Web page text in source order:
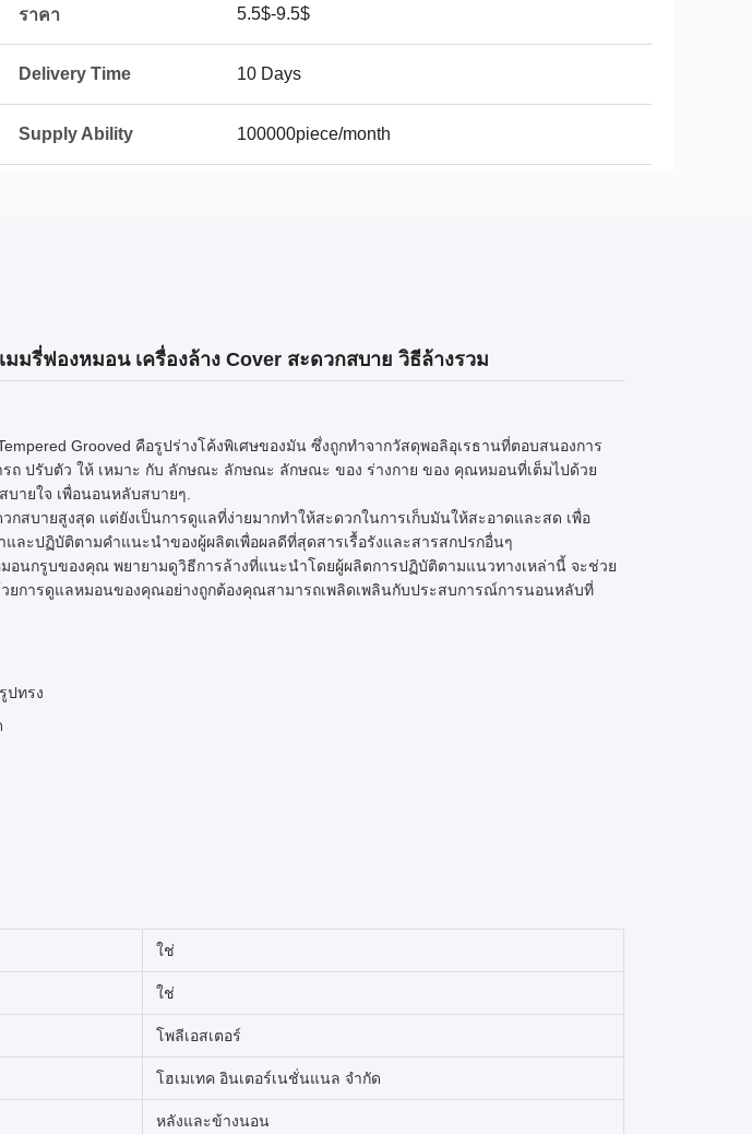
ราคา 5.5$-9.5$
Delivery Time 10 Days
Supply Ability 100000piece/month
มรี่ฟองหมอน เครื่องล้าง Cover สะดวกสบาย วิธีล้างรวม
Grooved คือรูปร่างโค้งพิเศษของมัน ซึ่งถูกทําจากวัสดุพอลิอุเรธานที่ตอบสนองการ
ถ ปรับตัว ให้ เหมาะ กับ ลักษณะ ลักษณะ ลักษณะ ของ ร่างกาย ของ คุณหมอนที่เต็มไปด้วย
ายใจ เพื่อนอนหลับสบายๆ.
สบายสูงสุด แต่ยังเป็นการดูแลที่ง่ายมากทําให้สะดวกในการเก็บมันให้สะอาดและสด เพื่อ
และปฏิบัติตามคําแนะนําของผู้ผลิตเพื่อผลดีที่สุดสารเรื้อรังและสารสกปรกอื่นๆ
อนกรูบของคุณ พยายามดูวิธีการล้างที่แนะนําโดยผู้ผลิตการปฏิบัติตามแนวทางเหล่านี้ จะช่วย
การดูแลหมอนของคุณอย่างถูกต้องคุณสามารถเพลิดเพลินกับประสบการณ์การนอนหลับที่
ปทรง
ใช่
ใช่
โพลีเอสเตอร์
โฮเมเทค อินเตอร์เนชั่นแนล จํากัด
หลังและข้างนอน